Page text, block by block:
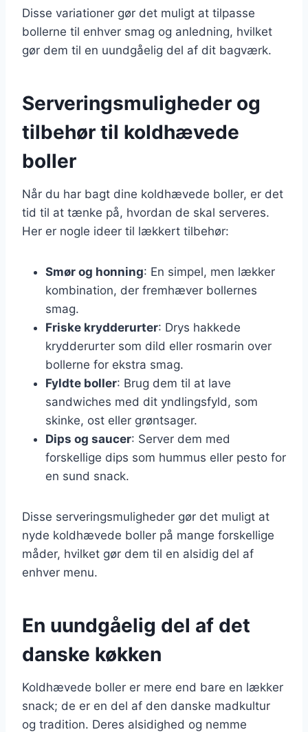
Disse variationer gør det muligt at tilpasse
bollerne til enhver smag og anledning, hvilket
gør dem til en uundgåelig del af dit bagværk.
Serveringsmuligheder og
tilbehør til koldhævede
boller
Når du har bagt dine koldhævede boller, er det
tid til at tænke på, hvordan de skal serveres.
Her er nogle ideer til lækkert tilbehør:
Smør og honning: En simpel, men lækker
kombination, der fremhæver bollernes
smag.
Friske krydderurter: Drys hakkede
krydderurter som dild eller rosmarin over
bollerne for ekstra smag.
Fyldte boller: Brug dem til at lave
sandwiches med dit yndlingsfyld, som
skinke, ost eller grøntsager.
Dips og saucer: Server dem med
forskellige dips som hummus eller pesto for
en sund snack.
Disse serveringsmuligheder gør det muligt at
nyde koldhævede boller på mange forskellige
måder, hvilket gør dem til en alsidig del af
enhver menu.
En uundgåelig del af det
danske køkken
Koldhævede boller er mere end bare en lækker
snack; de er en del af den danske madkultur
og tradition. Deres alsidighed og nemme